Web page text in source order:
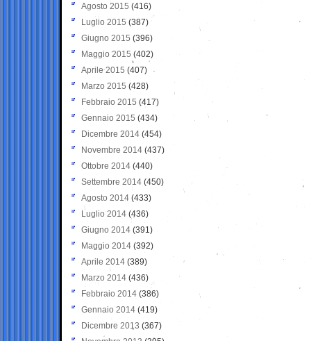
Agosto 2015 (416)
Luglio 2015 (387)
Giugno 2015 (396)
Maggio 2015 (402)
Aprile 2015 (407)
Marzo 2015 (428)
Febbraio 2015 (417)
Gennaio 2015 (434)
Dicembre 2014 (454)
Novembre 2014 (437)
Ottobre 2014 (440)
Settembre 2014 (450)
Agosto 2014 (433)
Luglio 2014 (436)
Giugno 2014 (391)
Maggio 2014 (392)
Aprile 2014 (389)
Marzo 2014 (436)
Febbraio 2014 (386)
Gennaio 2014 (419)
Dicembre 2013 (367)